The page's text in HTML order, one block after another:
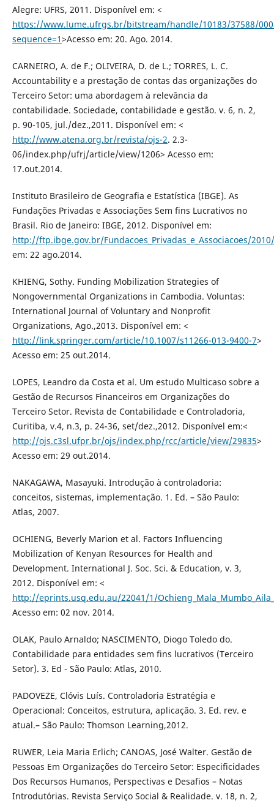
Alegre: UFRS, 2011. Disponível em: <
https://www.lume.ufrgs.br/bitstream/handle/10183/37588/
sequence=1>Acesso em: 20. Ago. 2014.
CARNEIRO, A. de F.; OLIVEIRA, D. de L.; TORRES, L. C.
Accountability e a prestação de contas das organizações do
Terceiro Setor: uma abordagem à relevância da
contabilidade. Sociedade, contabilidade e gestão. v. 6, n. 2,
p. 90-105, jul./dez.,2011. Disponível em: <
http://www.atena.org.br/revista/ojs-2. 2.3-
06/index.php/ufrj/article/view/1206> Acesso em:
17.out.2014.
Instituto Brasileiro de Geografia e Estatística (IBGE). As
Fundações Privadas e Associações Sem fins Lucrativos no
Brasil. Rio de Janeiro: IBGE, 2012. Disponível em:
http://ftp.ibge.gov.br/Fundacoes_Privadas_e_Associacoes/
em: 22 ago.2014.
KHIENG, Sothy. Funding Mobilization Strategies of
Nongovernmental Organizations in Cambodia. Voluntas:
International Journal of Voluntary and Nonprofit
Organizations, Ago.,2013. Disponível em: <
http://link.springer.com/article/10.1007/s11266-013-9400-7>
Acesso em: 25 out.2014.
LOPES, Leandro da Costa et al. Um estudo Multicaso sobre a
Gestão de Recursos Financeiros em Organizações do
Terceiro Setor. Revista de Contabilidade e Controladoria,
Curitiba, v.4, n.3, p. 24-36, set/dez.,2012. Disponível em:<
http://ojs.c3sl.ufpr.br/ojs/index.php/rcc/article/view/29835>
Acesso em: 29 out.2014.
NAKAGAWA, Masayuki. Introdução à controladoria:
conceitos, sistemas, implementação. 1. Ed. – São Paulo:
Atlas, 2007.
OCHIENG, Beverly Marion et al. Factors Influencing
Mobilization of Kenyan Resources for Health and
Development. International J. Soc. Sci. & Education, v. 3,
2012. Disponível em: <
http://eprints.usq.edu.au/22041/1/
Acesso em: 02 nov. 2014.
OLAK, Paulo Arnaldo; NASCIMENTO, Diogo Toledo do.
Contabilidade para entidades sem fins lucrativos (Terceiro
Setor). 3. Ed - São Paulo: Atlas, 2010.
PADOVEZE, Clóvis Luís. Controladoria Estratégia e
Operacional: Conceitos, estrutura, aplicação. 3. Ed. rev. e
atual.– São Paulo: Thomson Learning,2012.
RUWER, Leia Maria Erlich; CANOAS, José Walter. Gestão de
Pessoas Em Organizações do Terceiro Setor: Especificidades
Dos Recursos Humanos, Perspectivas e Desafios – Notas
Introdutórias. Revista Serviço Social & Realidade. v. 18, n. 2,